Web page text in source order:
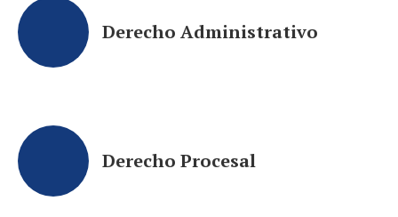
Derecho Administrativo
Derecho Procesal